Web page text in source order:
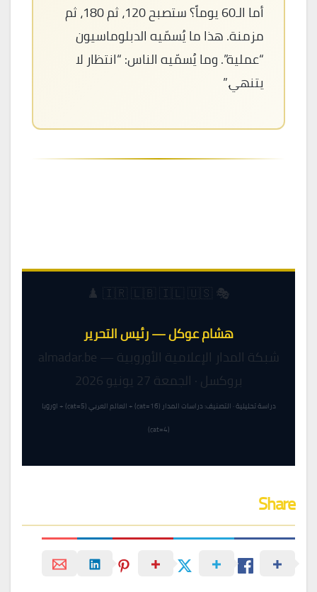
أما الـ60 يوماً؟ ستصبح 120، ثم 180، ثم
مزمنة. هذا ما يُسمّيه الدبلوماسيون
“عملية”. وما يُسمّيه الناس: “انتظار لا
يتنهي.”
🎭 🇮🇷 🇱🇧 🇮🇱 🇺🇸 ♟️
هشام عوكل — رئيس التحرير
شبكة المدار الإعلامية الأوروبية — almadar.be
بروكسل · الجمعة 27 يونيو 2026
دراسة تحليلية · التصنيف: دراسات المدار (cat=16) + العالم العربي (cat=5) + اوروبا
(cat=4)
Share